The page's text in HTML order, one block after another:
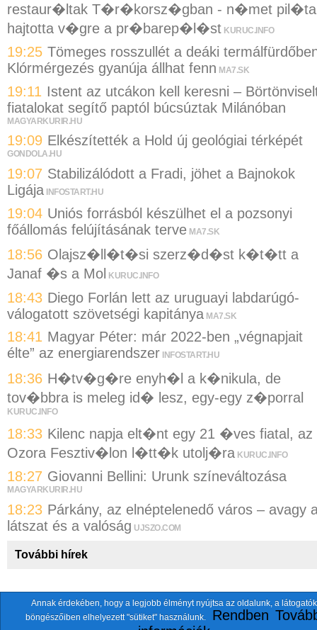
restaur�ltak T�r�korsz�gban - n�met pil�ta
hajtotta v�gre a pr�barep�l�st KURUC.INFO
19:25 Tömeges rosszullét a deáki
Klórmérgezés gyanúja állhat fenn MA7.SK
19:11 Istent az utcákon kell keresni –
fiatalokat segítő paptól búcsúztak Milánóban
MAGYARKURIR.HU
19:09 Elkészítették a Hold új geológiai térképét
GONDOLA.HU
19:07 Stabilizálódott a Fradi, jöhet a Bajnokok
Ligája INFOSTART.HU
19:04 Uniós forrásból készülhet el a pozsonyi
főállomás felújításának terve MA7.SK
18:56 Olajsz�ll�t�si szerz�d�st k�t�tt a
Janaf �s a Mol
KURUC.INFO
18:43 Diego Forlán lett az uruguayi labdarúgó-
válogatott szövetségi kapitánya MA7.SK
18:41 Magyar Péter: már 2022-ben „végnapjait
élte” az energiarendszer INFOSTART.HU
18:36 H�tv�g�re enyh�l a k�nikula, de
tov�bbra is meleg id� lesz, egy-egy z�porral
KURUC.INFO
18:33 Kilenc napja elt�nt egy 21 �ves fiatal, az
Ozora Fesztiv�lon l�tt�k utolj�ra KURUC.INFO
18:27 Giovanni Bellini: Urunk színeváltozása
MAGYARKURIR.HU
18:23 Párkány, az elnéptelenedő város – avagy
látszat és a valóság UJSZO.COM
További hírek
A fentiekkel együtt összesen118 oldaltszemlézünk.
© 2026 Nemzeti.net - E-mail:ten.itezmen@itezmen
Annak érdekében, hogy a legjobb élményt nyújtsa az oldalunk, a látogatók
böngészőiben elhelyezett "sütiket" használunk.
Rendben